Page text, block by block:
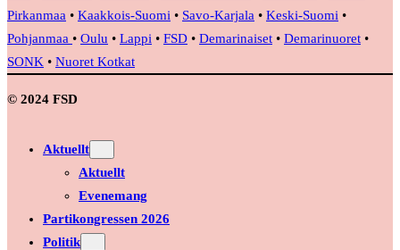
Pirkanmaa • Kaakkois-Suomi • Savo-Karjala • Keski-Suomi •
Pohjanmaa • Oulu • Lappi • FSD • Demarinaiset • Demarinuoret •
SONK • Nuoret Kotkat
© 2024 FSD
Aktuellt
Aktuellt
Evenemang
Partikongressen 2026
Politik